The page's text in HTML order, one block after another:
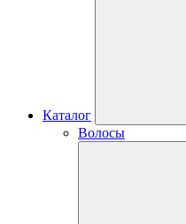
Каталог
Волосы